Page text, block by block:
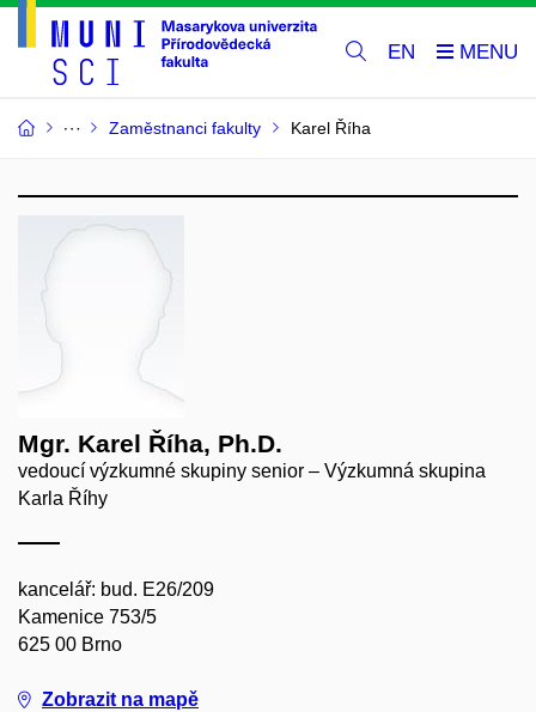
EN
Zaměstnanci fakulty Karel Říha
Mgr. Karel Říha, Ph.D.
vedoucí výzkumné skupiny senior – Výzkumná skupina
Karla Říhy
kancelář: bud. E26/209
Kamenice 753/5
625 00 Brno
Zobrazit na mapě